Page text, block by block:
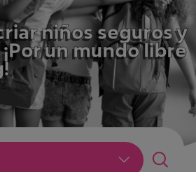
niños seguros y
un mundo libre
Lo último